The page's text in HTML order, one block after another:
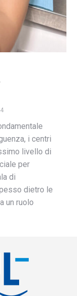
i centri
livello di
per
di
dietro le
un ruolo